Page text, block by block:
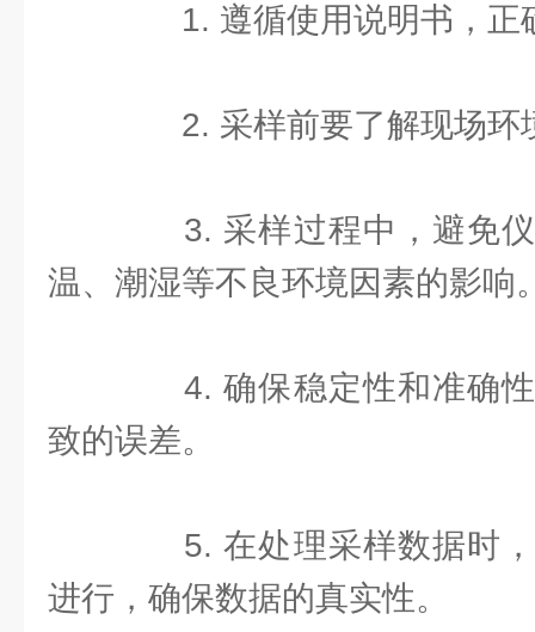
1. 遵循使用说明书，正
2. 采样前要了解现场环
3. 采样过程中，避免仪
温、潮湿等不良环境因素的影响
4. 确保稳定性和准确性
致的误差。
5. 在处理采样数据时，
进行，确保数据的真实性。